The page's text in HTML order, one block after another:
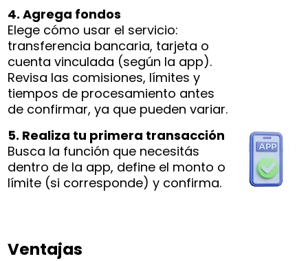
4. Agrega fondos
Elege cómo usar el servicio:
transferencia bancaria, tarjeta o
cuenta vinculada (según la app).
Revisa las comisiones, límites y
tiempos de procesamiento antes
de confirmar, ya que pueden variar.
5. Realiza tu primera transacción
Busca la función que necesitás
dentro de la app, define el monto o
límite (si corresponde) y confirma.
Ventajas